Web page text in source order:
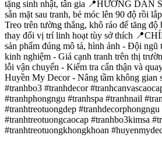
tặng sinh nhật, tân gia 📍HƯỚNG DẪN
sẵn mặt sau tranh, bẻ móc lên 90 độ rồi
Treo trên tường thẳng, khô ráo để tăng độ
thay đổi vị trí linh hoạt tùy sở thích
sản phẩm đúng mô tả, hình ảnh - Đội ngũ
kinh nghiệm - Giá cạnh tranh trên thị
lỗi vận chuyển - Kiểm tra cẩn thận và
Huyền My Decor - Nâng tầm không gian
#tranhbo3 #tranhdecor
#tranhphongngu #tranhspa #tranhnail
#tranhtreotuongdep
#tranhtreotuongcaocap #tranhbo3kimsa
#tranhtreotuongkhongkhoan